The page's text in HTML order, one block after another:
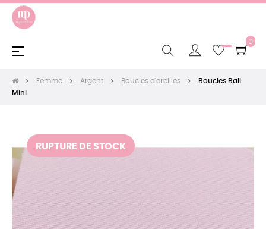
0
Basculer
☰
Femme Argent Boucles d'oreilles
Boucles Ball
Mini
RUPTURE DE STOCK